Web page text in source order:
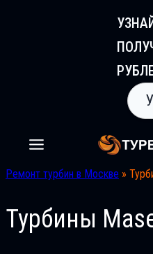
Ремонт турбин в Москве »
Турбины